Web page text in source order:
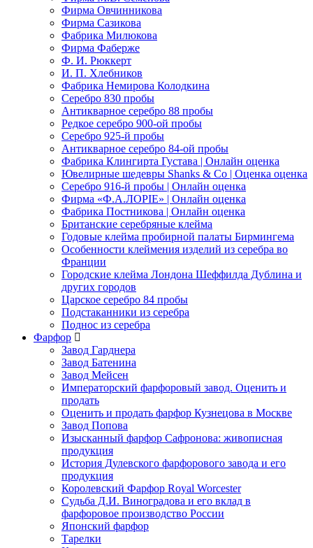
Фирма Овчинникова
Фирма Сазикова
Фабрика Милюкова
Фирма Фаберже
Ф. И. Рюккерт
И. П. Хлебников
Фабрика Немирова Колодкина
Серебро 830 пробы
Антикварное серебро 88 пробы
Редкое серебро 900-ой пробы
Серебро 925-й пробы
Антикварное серебро 84-ой пробы
Фабрика Клингирта Густава | Онлайн оценка
Ювелирные шедевры Shanks & Co | Оценка оценка
Серебро 916-й пробы | Онлайн оценка
Фирма «Ф.А.ЛОРIЕ» | Онлайн оценка
Фабрика Постникова | Онлайн оценка
Британские серебряные клейма
Годовые клейма пробирной палаты Бирмингема
Особенности клеймения изделий из серебра во
Франции
Городские клейма Лондона Шеффилда Дублина и
других городов
Царское серебро 84 пробы
Подстаканники из серебра
Поднос из серебра
Фарфор
Завод Гарднера
Завод Батенина
Завод Мейсен
Императорский фарфоровый завод. Оценить и
продать
Оценить и продать фарфор Кузнецова в Москве
Завод Попова
Изысканный фарфор Сафронова: живописная
продукция
История Дулевского фарфорового завода и его
продукция
Королевский Фарфор Royal Worcester
Судьба Д.И. Виноградова и его вклад в
фарфоровое производство России
Японский фарфор
Тарелки